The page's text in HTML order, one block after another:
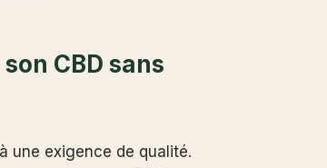
CBD sans
une exigence de qualité.